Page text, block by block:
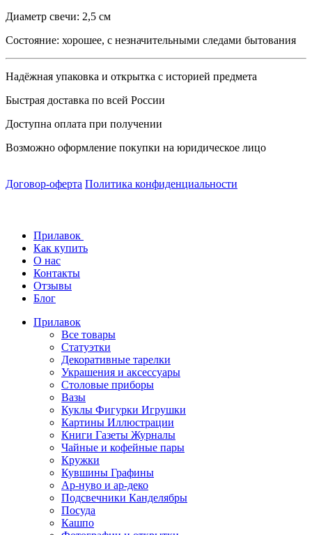
Диаметр свечи: 2,5 см
Состояние: хорошее, с незначительными следами бытования
Надёжная упаковка и открытка с историей предмета
Быстрая доставка по всей России
Доступна оплата при получении
Возможно оформление покупки на юридическое лицо
Договор-оферта Политика конфиденциальности
Прилавок
Как купить
О нас
Контакты
Отзывы
Блог
Прилавок
Все товары
Статуэтки
Декоративные тарелки
Украшения и аксессуары
Столовые приборы
Вазы
Куклы Фигурки Игрушки
Картины Иллюстрации
Книги Газеты Журналы
Чайные и кофейные пары
Кружки
Кувшины Графины
Ар-нуво и ар-деко
Подсвечники Канделябры
Посуда
Кашпо